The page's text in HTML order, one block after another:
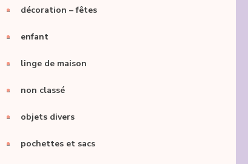
décoration – fêtes
enfant
linge de maison
non classé
objets divers
pochettes et sacs